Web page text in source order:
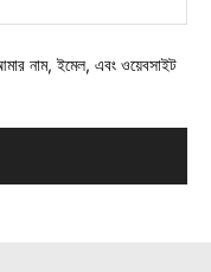
নাম, ইমেল, এবং ওয়েবসাইট